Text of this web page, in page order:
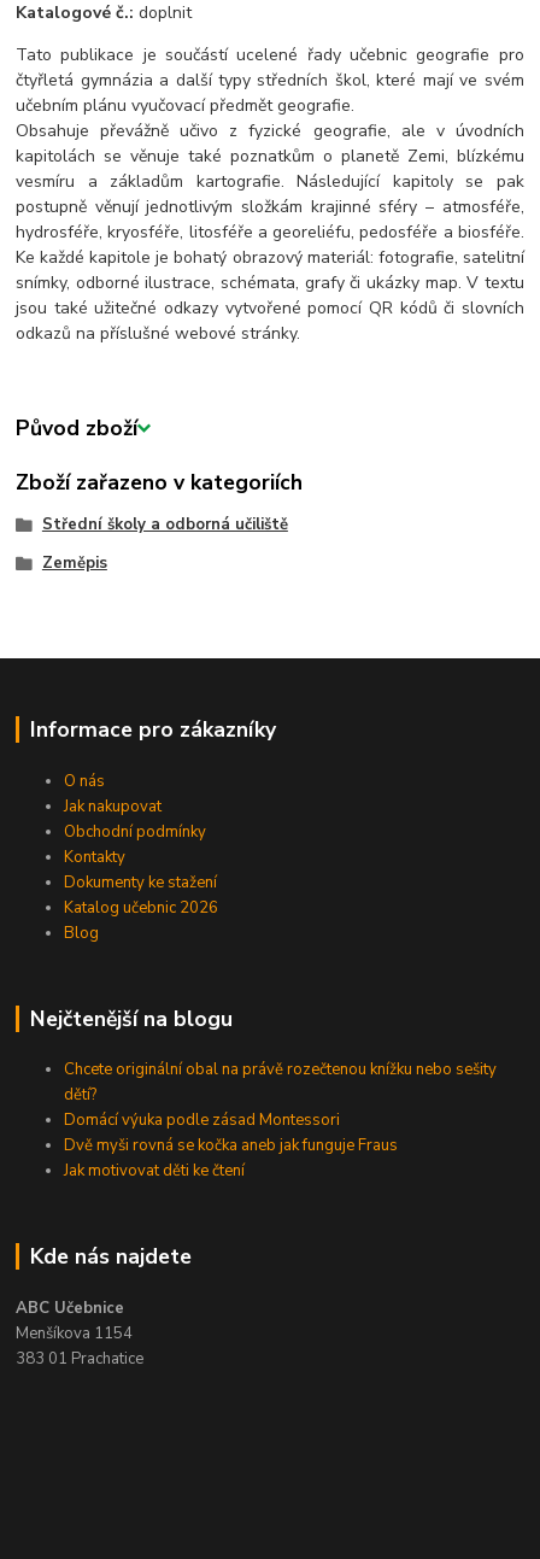
Katalogové č.: doplnit
Tato publikace je součástí ucelené řady učebnic geografie pro
čtyřletá gymnázia a další typy středních škol, které mají ve svém
učebním plánu vyučovací předmět geografie.
Obsahuje převážně učivo z fyzické geografie, ale v úvodních
kapitolách se věnuje také poznatkům o planetě Zemi, blízkému
vesmíru a základům kartografie. Následující kapitoly se pak
postupně věnují jednotlivým složkám krajinné sféry – atmosféře,
hydrosféře, kryosféře, litosféře a georeliéfu, pedosféře a biosféře.
Ke každé kapitole je bohatý obrazový materiál: fotografie, satelitní
snímky, odborné ilustrace, schémata, grafy či ukázky map. V textu
jsou také užitečné odkazy vytvořené pomocí QR kódů či slovních
odkazů na příslušné webové stránky.
Původ zboží
Zboží zařazeno v kategoriích
Střední školy a odborná učiliště
Zeměpis
Informace pro zákazníky
O nás
Jak nakupovat
Obchodní podmínky
Kontakty
Dokumenty ke stažení
Katalog učebnic 2026
Blog
Nejčtenější na blogu
Chcete originální obal na právě rozečtenou knížku nebo sešity
dětí?
Domácí výuka podle zásad Montessori
Dvě myši rovná se kočka aneb jak funguje Fraus
Jak motivovat děti ke čtení
Kde nás najdete
ABC Učebnice
Menšíkova 1154
383 01 Prachatice